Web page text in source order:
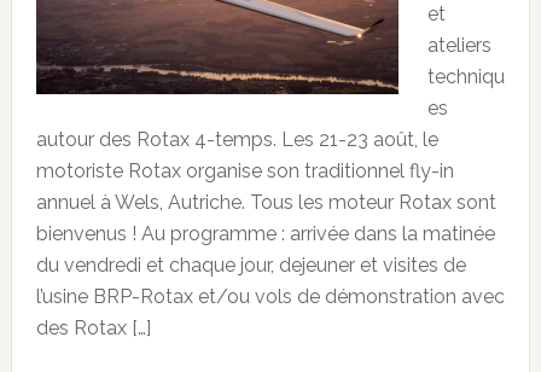
et
ateliers
techniqu
es
autour des Rotax 4-temps. Les 21-23 août, le
motoriste Rotax organise son traditionnel fly-in
annuel à Wels, Autriche. Tous les moteur Rotax sont
bienvenus ! Au programme : arrivée dans la matinée
du vendredi et chaque jour, dejeuner et visites de
l’usine BRP-Rotax et/ou vols de démonstration avec
des Rotax […]